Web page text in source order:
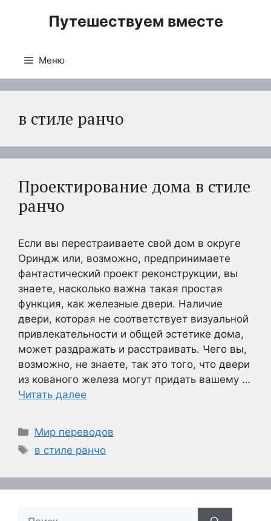
Путешествуем вместе
Меню
в стиле ранчо
Проектирование дома в стиле
ранчо
Если вы перестраиваете свой дом в округе
Ориндж или, возможно, предпринимаете
фантастический проект реконструкции, вы
знаете, насколько важна такая простая
функция, как железные двери. Наличие
двери, которая не соответствует визуальной
привлекательности и общей эстетике дома,
может раздражать и расстраивать. Чего вы,
возможно, не знаете, так это того, что двери
из кованого железа могут придать вашему …
Читать далее
Рубрики
Мир переводов
Метки
в стиле ранчо
Поиск: